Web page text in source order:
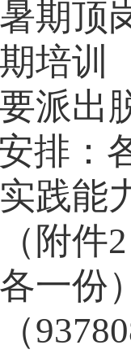
期顶
培训
派出
排：
践能
附件
一份